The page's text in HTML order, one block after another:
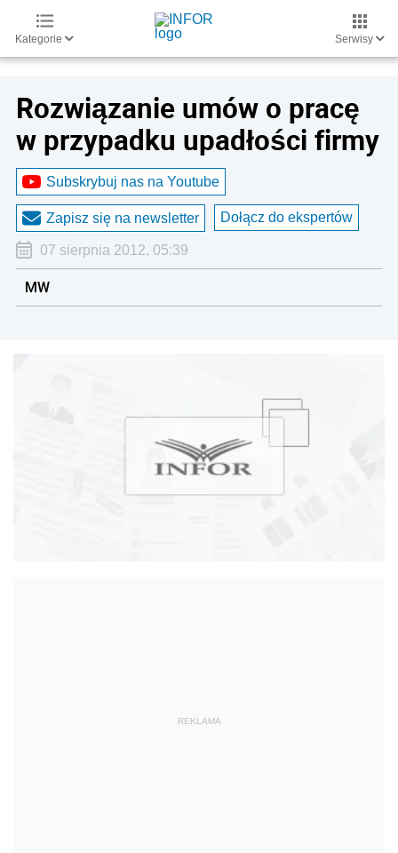
Kategorie Serwisy
Rozwiązanie umów o pracę
w przypadku upadłości firmy
Subskrybuj nas na Youtube
Zapisz się na newsletter Dołącz do ekspertów
07 sierpnia 2012, 05:39
MW